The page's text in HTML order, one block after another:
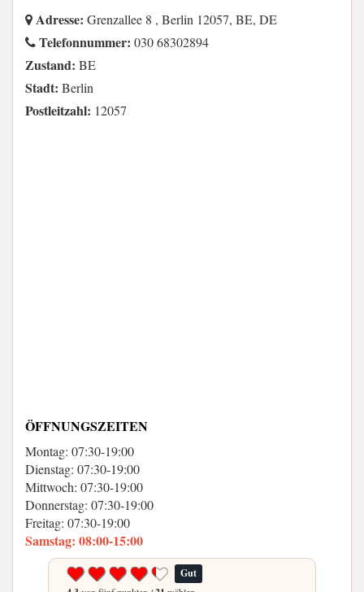
Adresse: Grenzallee 8 , Berlin 12057, BE, DE
Telefonnummer: 030 68302894
Zustand: BE
Stadt: Berlin
Postleitzahl: 12057
ÖFFNUNGSZEITEN
Montag: 07:30-19:00
Dienstag: 07:30-19:00
Mittwoch: 07:30-19:00
Donnerstag: 07:30-19:00
Freitag: 07:30-19:00
Samstag: 08:00-15:00
Gut